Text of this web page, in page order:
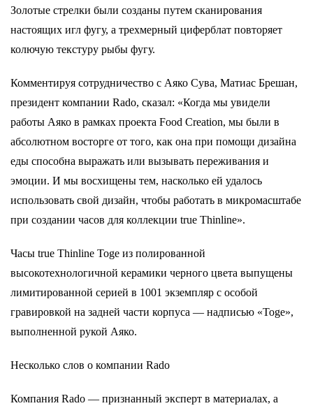
Золотые стрелки были созданы путем сканирования
настоящих игл фугу, а трехмерный циферблат повторяет
колючую текстуру рыбы фугу.
Комментируя сотрудничество с Аяко Сува, Матиас Брешан,
президент компании Rado, сказал: «Когда мы увидели
работы Аяко в рамках проекта Food Creation, мы были в
абсолютном восторге от того, как она при помощи дизайна
еды способна выражать или вызывать переживания и
эмоции. И мы восхищены тем, насколько ей удалось
использовать свой дизайн, чтобы работать в микромасштабе
при создании часов для коллекции true Thinline».
Часы true Thinline Toge из полированной
высокотехнологичной керамики черного цвета выпущены
лимитированной серией в 1001 экземпляр с особой
гравировкой на задней части корпуса — надписью «Toge»,
выполненной рукой Аяко.
Несколько слов о компании Rado
Компания Rado — признанный эксперт в материалах, а